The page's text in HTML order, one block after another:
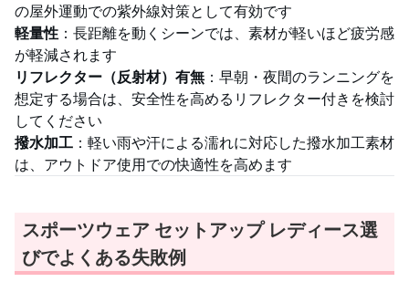
の屋外運動での紫外線対策として有効です
軽量性 ：長距離を動くシーンでは、素材が軽いほど疲労感
が軽減されます
リフレクター（反射材）有無 ：早朝・夜間のランニングを
想定する場合は、安全性を高めるリフレクター付きを検討
してください
撥水加工 ：軽い雨や汗による濡れに対応した撥水加工素材
は、アウトドア使用での快適性を高めます
スポーツウェア セットアップ レディース選
びでよくある失敗例